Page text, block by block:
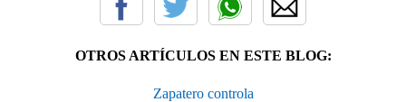
OTROS ARTÍCULOS EN ESTE BLOG:
Zapatero controla